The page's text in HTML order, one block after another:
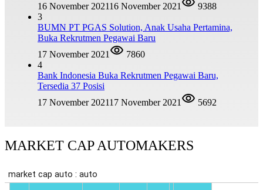
16 November 202116 November 2021
9388
3
BUMN PT PGAS Solution, Anak Usaha Pertamina,
Buka Rekrutmen Pegawai Baru
17 November 2021
7860
4
Bank Indonesia Buka Rekrutmen Pegawai Baru,
Tersedia 37 Posisi
17 November 202117 November 2021 5692
MARKET CAP AUTOMAKERS